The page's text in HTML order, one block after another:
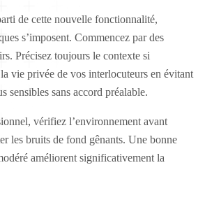
de cette nouvelle fonctionnalité,
s’imposent. Commencez par des
Précisez toujours le contexte si
vie privée de vos interlocuteurs en évitant
sensibles sans accord préalable.
vérifiez l’environnement avant
les bruits de fond gênants. Une bonne
améliorent significativement la